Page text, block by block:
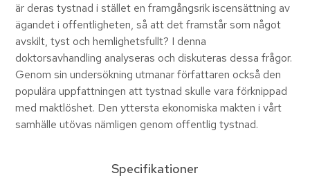
är deras tystnad i stället en framgångsrik iscensättning av
ägandet i offentligheten, så att det framstår som något
avskilt, tyst och hemlighetsfullt? I denna
doktorsavhandling analyseras och diskuteras dessa frågor.
Genom sin undersökning utmanar författaren också den
populära uppfattningen att tystnad skulle vara förknippad
med maktlöshet. Den yttersta ekonomiska makten i vårt
samhälle utövas nämligen genom offentlig tystnad.
Specifikationer